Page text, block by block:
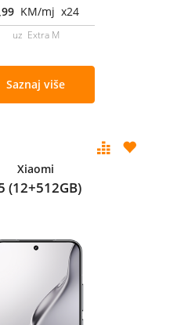
KM/mj x24
uz Extra M
Saznaj više
Xiaomi
(12+512GB)